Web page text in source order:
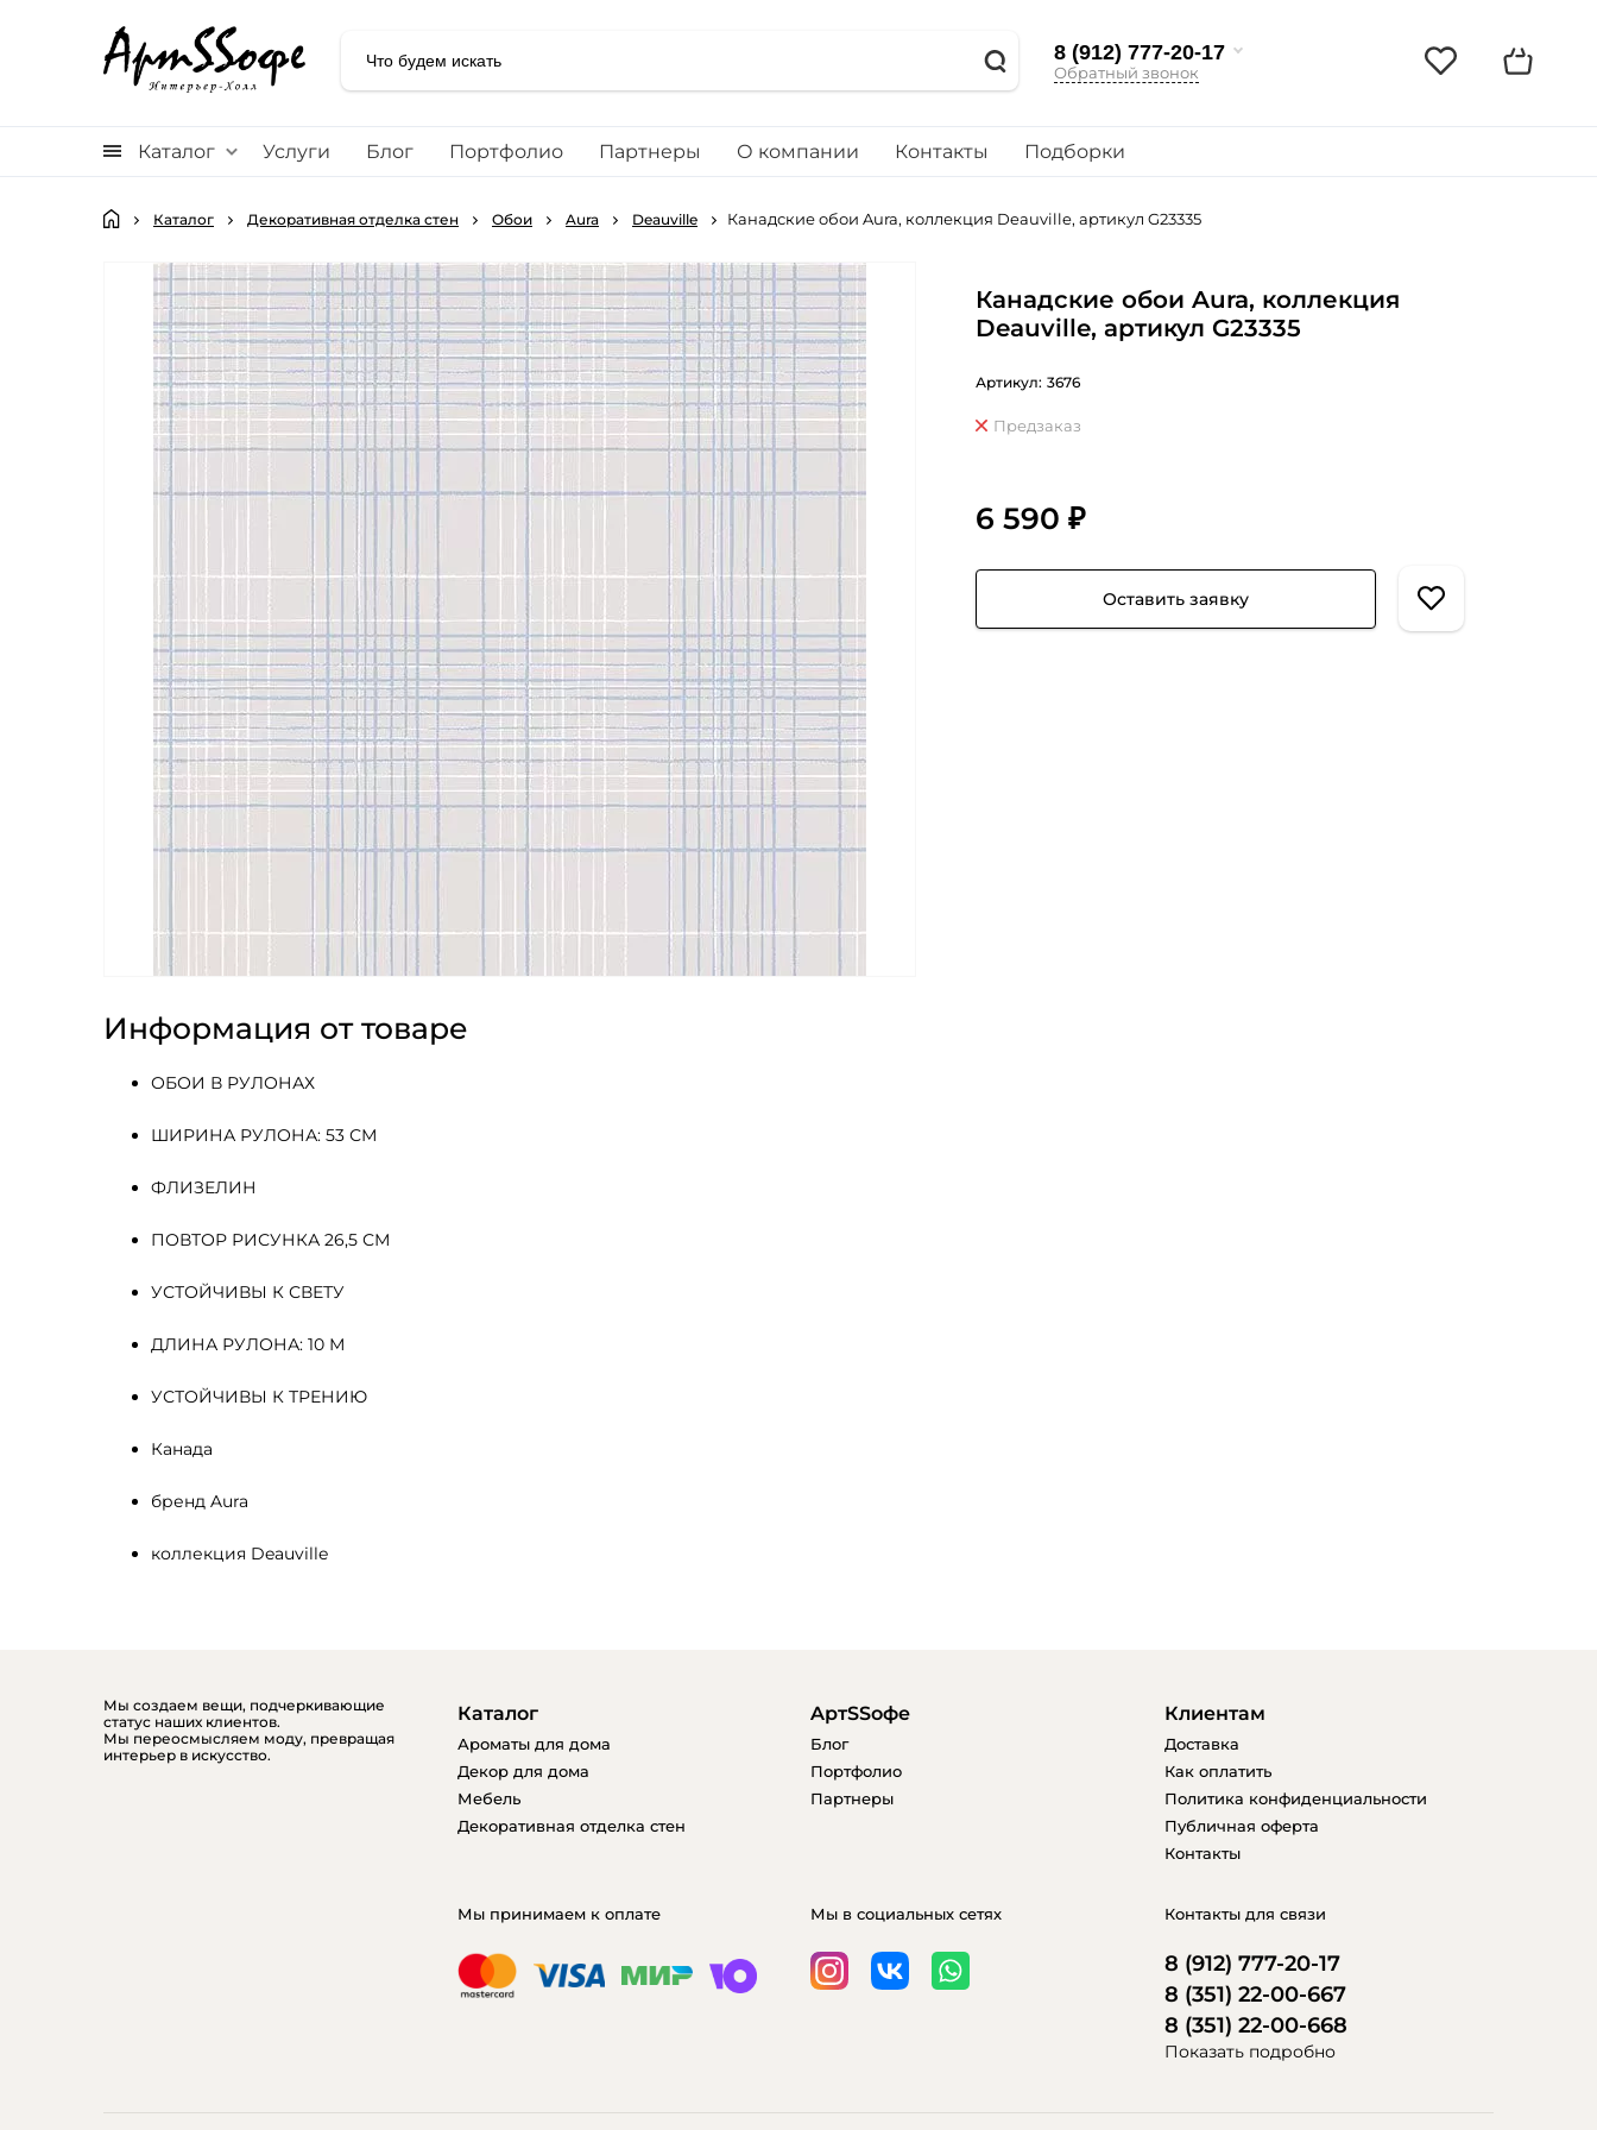
8 (912) 777-20-17
Обратный звонок
Каталог Услуги Блог Портфолио Партнеры О компании Контакты Подборки
Каталог Декоративная отделка стен Обои Aura Deauville Канадские обои Aura, коллекция Deauville, артикул G23335
Информация от товаре
ОБОИ В РУЛОНАХ
ШИРИНА РУЛОНА: 53 СМ
ФЛИЗЕЛИН
ПОВТОР РИСУНКА 26,5 СМ
УСТОЙЧИВЫ К СВЕТУ
ДЛИНА РУЛОНА: 10 М
УСТОЙЧИВЫ К ТРЕНИЮ
Канада
бренд Aura
коллекция Deauville
Канадские обои Aura, коллекция
Deauville, артикул G23335
Артикул: 3676
Предзаказ
6 590 ₽
Оставить заявку
Мы создаем вещи, подчеркивающие
статус наших клиентов.
Мы переосмысляем моду, превращая
интерьер в искусство.
Каталог
Ароматы для дома
Декор для дома
Мебель
Декоративная отделка стен
AртSSофе
Блог
Портфолио
Партнеры
Клиентам
Доставка
Как оплатить
Политика конфиденциальности
Публичная оферта
Контакты
Мы принимаем к оплате Мы в социальных сетях Контакты для связи
8 (912) 777-20-17
8 (351) 22-00-667
8 (351) 22-00-668
Показать подробно